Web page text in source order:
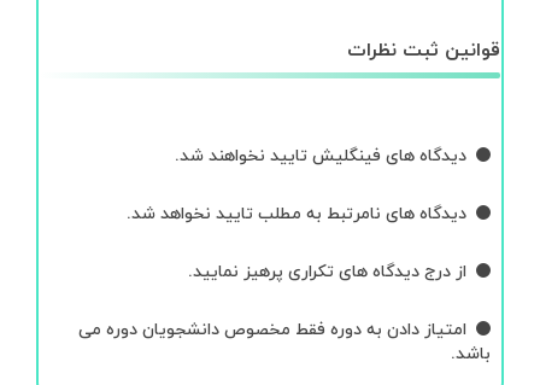
قوانین ثبت نظرات
دیدگاه های فینگلیش تایید نخواهند شد.
دیدگاه های نامرتبط به مطلب تایید نخواهد شد.
از درج دیدگاه های تکراری پرهیز نمایید.
امتیاز دادن به دوره فقط مخصوص دانشجویان دوره می
باشد.